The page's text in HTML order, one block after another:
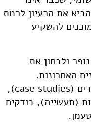
את הרעיון לרמת
להשקיע
ולבחון את
שבוצעו בשנים האחרונות.
המתודולוגיה שנבחרה מתבססת על סקר עמדות (שאלונים) וראיונות עומק נבחרים (case studies),
(תעשייה), בודקים